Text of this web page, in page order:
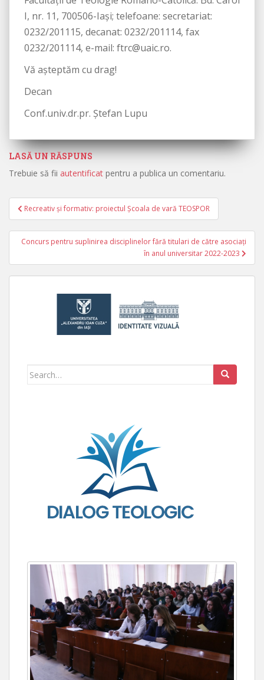
I, nr. 11, 700506-Iaşi; telefoane: secretariat:
0232/201115, decanat: 0232/201114, fax
0232/201114, e-mail: ftrc@uaic.ro.
Vă așteptăm cu drag!
Decan
Conf.univ.dr.pr. Ștefan Lupu
LASĂ UN RĂSPUNS
Trebuie să fii autentificat pentru a publica un comentariu.
Navigare în articole
Recreativ și formativ: proiectul Școala de vară TEOSPOR
Concurs pentru suplinirea disciplinelor fără titulari de către asociaţi
ȋn anul universitar 2022-2023
Search for: